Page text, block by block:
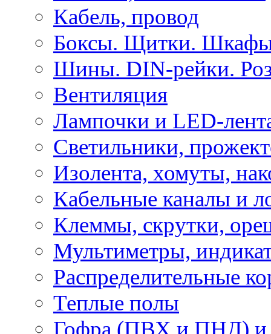
Кабель, провод
Боксы. Щитки.
Шины. DIN-рейки.
Вентиляция
Лампочки и LED-
Светильники,
Изолента, хомуты,
Кабельные каналы и
Клеммы, скрутки,
Мультиметры,
Распределительные
Теплые полы
Гофра (ПВХ и ПНД) и